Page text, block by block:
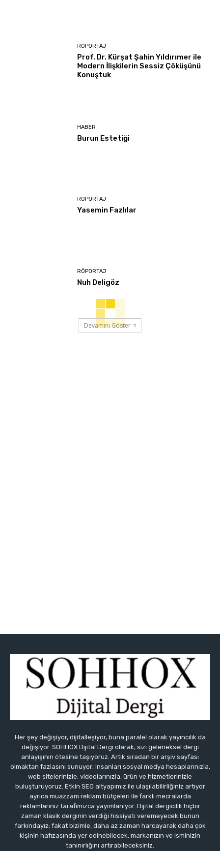
RÖPORTAJ
Prof. Dr. Kürşat Şahin Yıldırımer ile
Modern İlişkilerin Sessiz Çöküşünü
Konuştuk
HABER
Burun Estetiği
RÖPORTAJ
Yasemin Fazlılar
RÖPORTAJ
Nuh Deligöz
Devamını Göster
Her şey değişiyor, dijitalleşiyor, buna paralel olarak yayıncılık da
değişiyor. SOHHOX Dijital Dergi olarak, sizi geleneksel dergi
anlayışının ötesine taşıyoruz. Artık sıradan bir arşiv sayfası
olmaktan fazlasını sunuyor; insanları sosyal medya hesaplarınızla,
web sitelerinizle, videolarınızla, ürün ve hizmetlerinizle
buluşturuyoruz. Etkin SEO altyapımız ile ulaşılabilirliğiniz artıyor
ayrıca muazzam reklam bütçeleri ile farklı mecralarda
reklamlarınız tarafımızca yayımlanıyor. Dijital dergicilik hiçbir
zaman klasik derginin verdiği hissiyatı veremeyecek bunun
farkındayız; fakat bizimle, daha az zaman harcayarak daha çok
kişinin hafızasında yer edinebilecek, markanızın ve isminizin
tanınırlığını artırabileceksiniz.